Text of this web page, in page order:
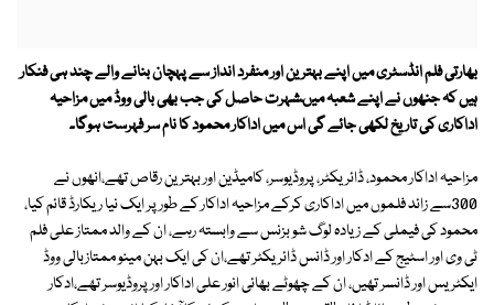
بھارتی فلم انڈسٹری میں اپنے بہترین اور منفرد انداز سے پہچان بنانے والے چند ہی فنکار
ہیں کہ جنھوں نے اپنے شعبہ میںشہرت حاصل کی جب بھی بالی ووڈ میں مزاحیہ
اداکاری کی تاریخ لکھی جائے گی اس میں اداکار محمود کا نام سر فہرست ہوگا۔
مزاحیہ اداکار محمود، ڈائریکٹر، پروڈیوسر، کامیڈین اور بہترین رقاص تھے،انھوں نے
300سے زائد فلموں میں اداکاری کرکے مزاحیہ اداکار کے طور پر ایک نیا ریکارڈ قائم کیا،
محمود کی فیملی کے زیادہ لوگ شو بزنس سے وابستہ رہے، ان کے والد ممتاز علی فلم
ٹی وی اور اسٹیج کے ادکار اور ڈانس ڈائریکٹر تھے،ان کی ایک بہن مینو ممتازبالی ووڈ
ایکٹریس اور ڈانسر تھیں، ان کے چھوٹے بھائی انور علی اداکار اور پروڈیوسر تھے،ادکار